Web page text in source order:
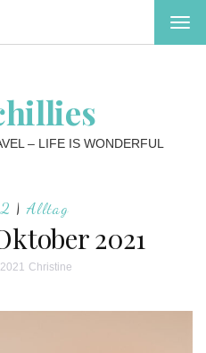
– LIFE IS WONDERFUL
| Alltag
2021
Christine